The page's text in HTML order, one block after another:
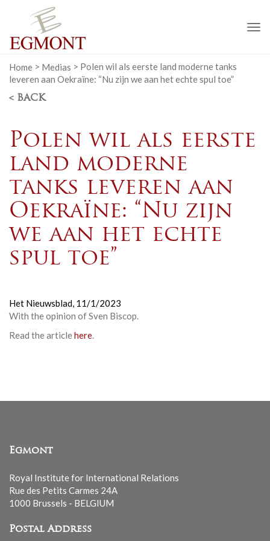
Home > Medias > Polen wil als eerste land moderne tanks
leveren aan Oekraïne: “Nu zijn we aan het echte spul toe”
< BACK
Polen wil als eerste
land moderne
tanks leveren aan
Oekraïne: “Nu zijn
we aan het echte
spul toe”
Het Nieuwsblad, 11/1/2023
With the opinion of Sven Biscop.
Read the articlehere.
Egmont
Royal Institute for International Relations
Rue des Petits Carmes 24A
1000 Brussels - BELGIUM
Postal Address